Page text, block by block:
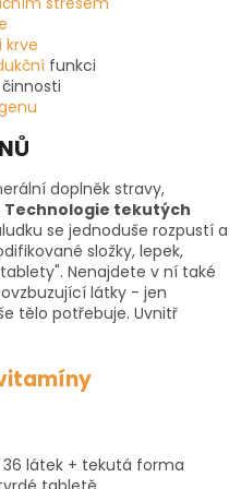
krve
funkci
činnosti
doplněk stravy,
Technologie tekutých
se jednoduše rozpustí a
složky, lepek,
Nenajdete v ní také
látky - jen
tělo potřebuje. Uvnitř
36 látek + tekutá forma